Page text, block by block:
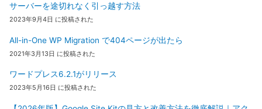
サーバーを途切れなく引っ越す方法
2023年9月4日 に投稿された
All-in-One WP Migration で404ページが出たら
2021年3月13日 に投稿された
ワードプレス6.2.1がリリース
2023年5月16日 に投稿された